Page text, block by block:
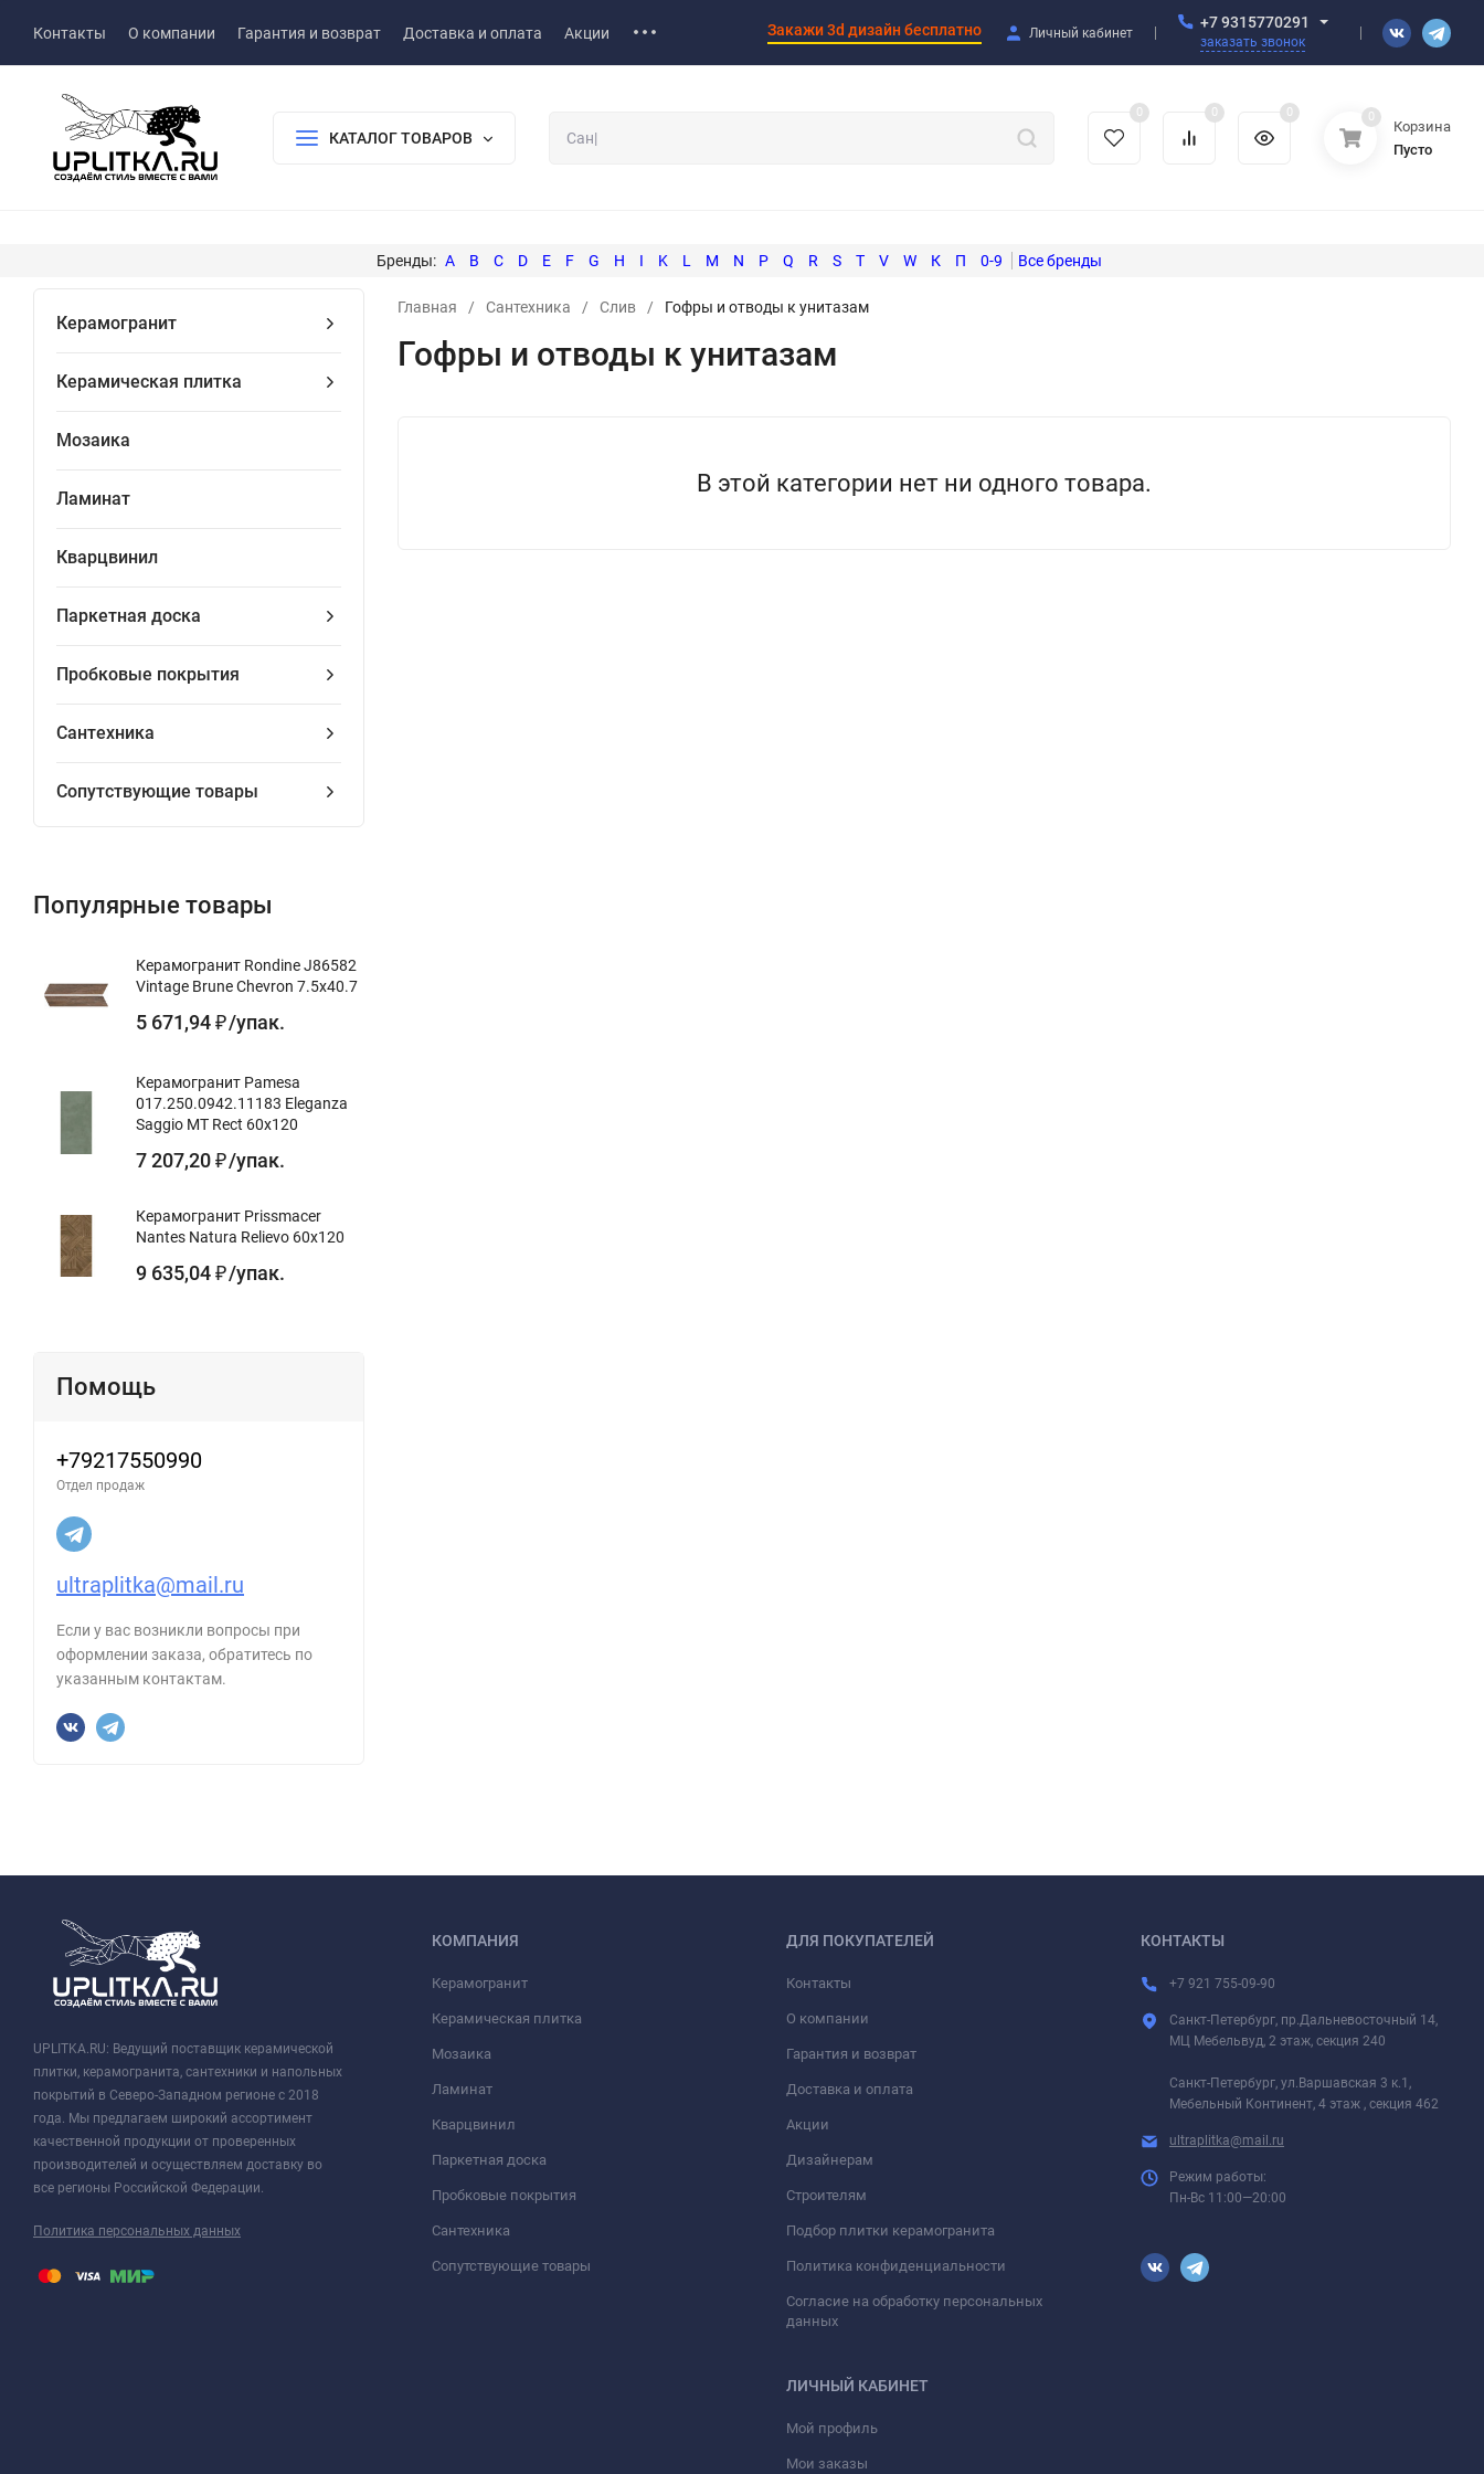
Контакты О компании Гарантия и возврат Доставка и оплата Акции Закажи 3d дизайн бесплатно Личный кабинет
+7 9315770291
заказать звонок
КАТАЛОГ ТОВАРОВ
0 0 0 0
Корзина
Пусто
A B C D E F G H I K L M N P Q R S T V W К П 0-9
Керамогранит
Керамическая плитка
Мозаика
Ламинат
Кварцвинил
Паркетная доска
Пробковые покрытия
Сантехника
Сопутствующие товары
Популярные товары
Керамогранит Rondine J86582
Vintage Brune Chevron 7.5x40.7
5 671,94 ₽ /упак.
Керамогранит Pamesa
017.250.0942.11183 Eleganza
Saggio MT Rect 60x120
7 207,20 ₽ /упак.
Керамогранит Prissmacer
Nantes Natura Relievo 60x120
9 635,04 ₽ /упак.
Помощь
+79217550990
Отдел продаж
ultraplitka@mail.ru
Если у вас возникли вопросы при
оформлении заказа, обратитесь по
указанным контактам.
Главная / Сантехника / Слив / Гофры и отводы к унитазам
Гофры и отводы к унитазам
В этой категории нет ни одного товара.
UPLITKA.RU: Ведущий поставщик керамической
плитки, керамогранита, сантехники и напольных
покрытий в Северо-Западном регионе с 2018
года. Мы предлагаем широкий ассортимент
качественной продукции от проверенных
производителей и осуществляем доставку во
все регионы Российской Федерации.
Политика персональных данных
КОМПАНИЯ
Керамогранит
Керамическая плитка
Мозаика
Ламинат
Кварцвинил
Паркетная доска
Пробковые покрытия
Сантехника
Сопутствующие товары
ДЛЯ ПОКУПАТЕЛЕЙ
Контакты
О компании
Гарантия и возврат
Доставка и оплата
Акции
Дизайнерам
Строителям
Подбор плитки керамогранита
Политика конфиденциальности
Согласие на обработку персональных
данных
ЛИЧНЫЙ КАБИНЕТ
Мой профиль
Мои заказы
КОНТАКТЫ
+7 921 755-09-90
Санкт-Петербург, пр.Дальневосточный 14,
МЦ Мебельвуд, 2 этаж, секция 240
Санкт-Петербург, ул.Варшавская 3 к.1,
Мебельный Континент, 4 этаж , секция 462
ultraplitka@mail.ru
Режим работы:
Пн-Вс 11:00—20:00